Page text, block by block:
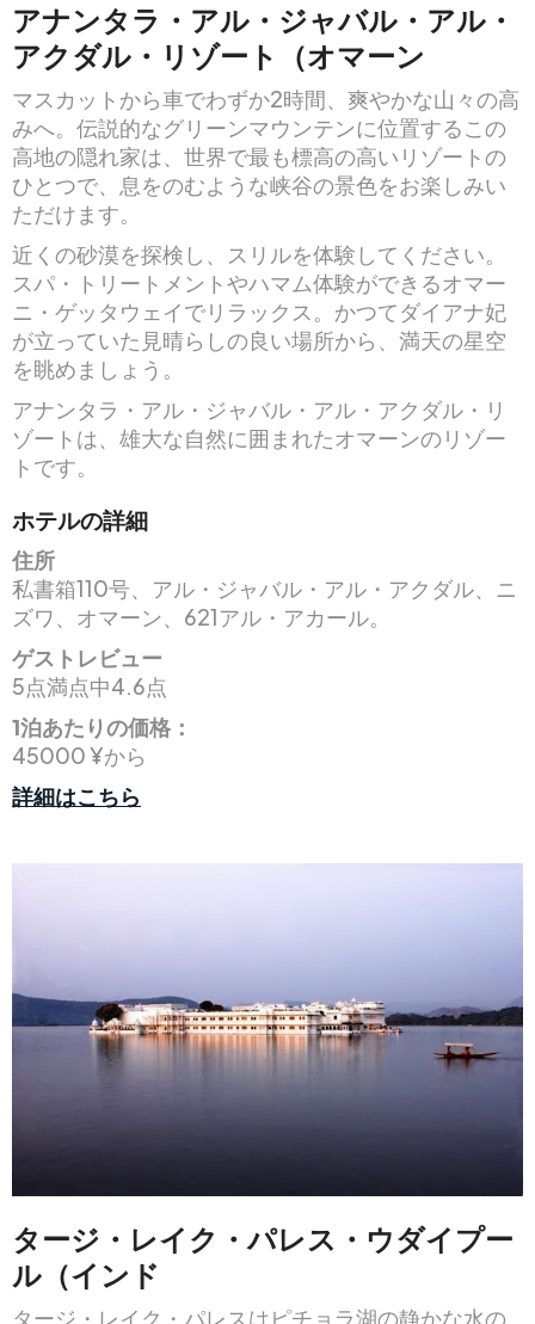
アナンタラ・アル・ジャバル・アル・
アクダル・リゾート（オマーン
マスカットから車でわずか2時間、爽やかな山々の高
みへ。伝説的なグリーンマウンテンに位置するこの
高地の隠れ家は、世界で最も標高の高いリゾートの
ひとつで、息をのむような峡谷の景色をお楽しみい
ただけます。
近くの砂漠を探検し、スリルを体験してください。
スパ・トリートメントやハマム体験ができるオマー
ニ・ゲッタウェイでリラックス。かつてダイアナ妃
が立っていた見晴らしの良い場所から、満天の星空
を眺めましょう。
アナンタラ・アル・ジャバル・アル・アクダル・リ
ゾートは、雄大な自然に囲まれたオマーンのリゾー
トです。
ホテルの詳細
住所
私書箱110号、アル・ジャバル・アル・アクダル、ニ
ズワ、オマーン、621アル・アカール。
ゲストレビュー
5点満点中4.6点
1泊あたりの価格：
45000 ¥から
詳細はこちら
タージ・レイク・パレス・ウダイプー
ル（インド
タージ・レイク・パレスはピチョラ湖の静かな水の